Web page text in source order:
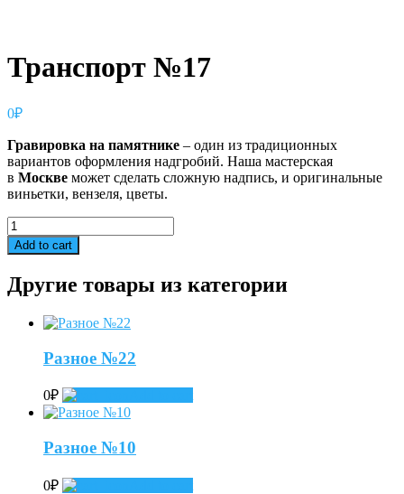
Транспорт №17
0₽
Гравировка на памятнике – один из традиционных
вариантов оформления надгробий. Наша мастерская
в Москве может сделать сложную надпись, и оригинальные
виньетки, вензеля, цветы.
Транспорт
№17
quantity
Add to cart
Другие товары из категории
Разное №22
0₽
Разное №10
0₽